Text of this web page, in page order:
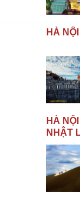
HÀ
HÀ
NHẬT